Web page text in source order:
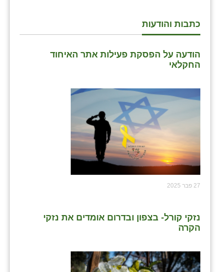
כתבות והודעות
הודעה על הפסקת פעילות אתר האיחוד
החקלאי
27 פבר 2025
נזקי קורל- בצפון ובדרום אומדים את נזקי
הקרה